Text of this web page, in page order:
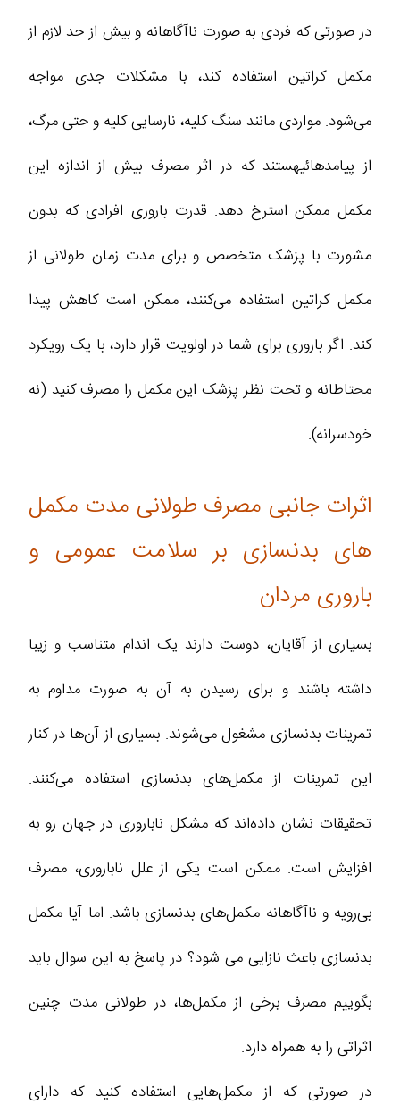
در صورتی که فردی به صورت ناآگاهانه و بیش از حد لازم از
مکمل کراتین استفاده کند، با مشکلات جدی مواجه
می‌شود. مواردی مانند سنگ کلیه، نارسایی کلیه و حتی مرگ،
از پیامدهائیهستند که در اثر مصرف بیش از اندازه این
مکمل ممکن استرخ دهد. قدرت باروری افرادی که بدون
مشورت با پزشک متخصص و برای مدت زمان طولانی از
مکمل کراتین استفاده می‌کنند، ممکن است کاهش پیدا
کند. اگر باروری برای شما در اولویت قرار دارد، با یک رویکرد
محتاطانه و تحت نظر پزشک این مکمل را مصرف کنید (نه
خودسرانه).
اثرات جانبی مصرف طولانی ‌مدت مکمل‌
های بدنسازی بر سلامت عمومی و
باروری مردان
بسیاری از آقایان، دوست دارند یک اندام متناسب و زیبا
داشته باشند و برای رسیدن به آن به صورت مداوم به
تمرینات بدنسازی مشغول می‌شوند. بسیاری از آن‌ها در کنار
این تمرینات از مکمل‌های بدنسازی استفاده می‌کنند.
تحقیقات نشان داده‌اند که مشکل ناباروری در جهان رو به
افزایش است. ممکن است یکی از علل ناباروری، مصرف
بی‌رویه و ناآگاهانه مکمل‌های بدنسازی باشد. اما آیا مکمل
بدنسازی باعث نازایی می شود؟ در پاسخ به این سوال باید
بگوییم مصرف برخی از مکمل‌ها، در طولانی مدت چنین
اثراتی را به همراه دارد.
در صورتی که از مکمل‌هایی استفاده کنید که دارای